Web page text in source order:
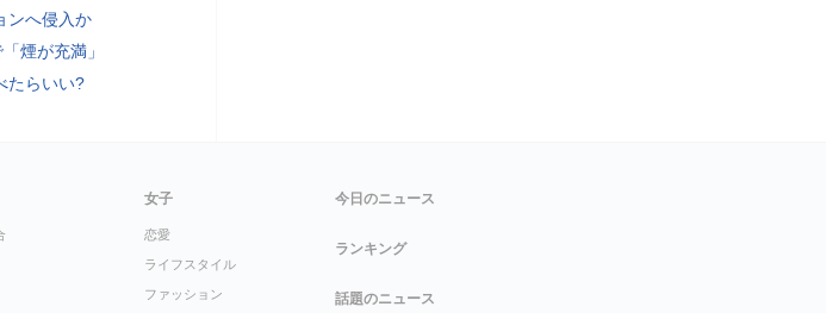
ンへ侵入か
煙が充満」
たらいい?
女子
恋愛
ライフスタイル
ファッション
今日のニュース
ランキング
話題のニュース